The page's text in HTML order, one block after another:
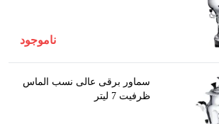
ناموجود
سماور برقی عالی نسب الماس
ظرفیت 7 لیتر